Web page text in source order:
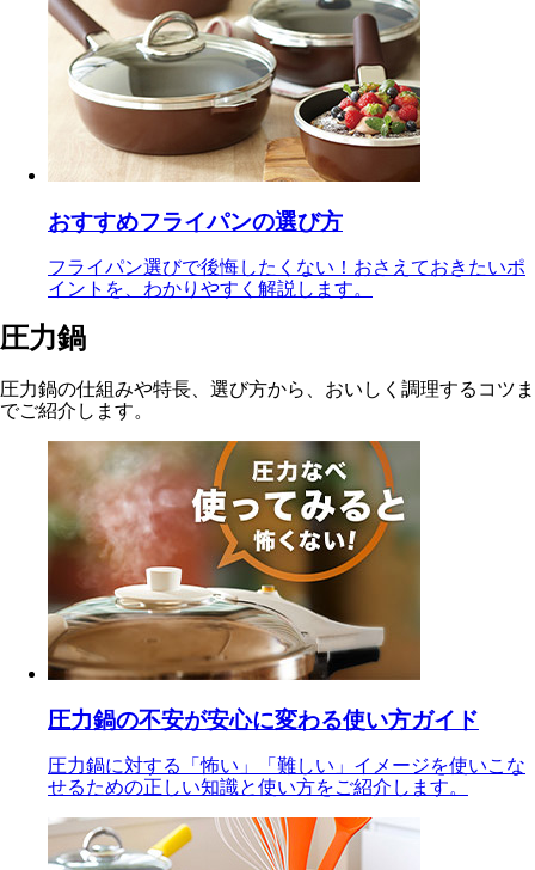
おすすめフライパンの選び方
フライパン選びで後悔したくない！おさえておきたいポ
イントを、わかりやすく解説します。
圧力鍋
圧力鍋の仕組みや特長、選び方から、おいしく調理するコツま
でご紹介します。
圧力鍋の不安が安心に変わる使い方ガイド
圧力鍋に対する「怖い」「難しい」イメージを使いこな
せるための正しい知識と使い方をご紹介します。